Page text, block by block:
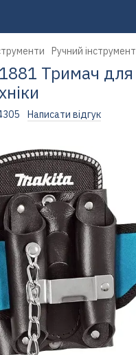
Ручний інструмент
Тримач для
Написати відгук